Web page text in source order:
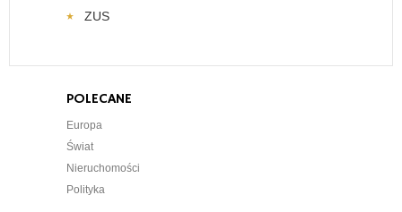
ZUS
POLECANE
Europa
Świat
Nieruchomości
Polityka